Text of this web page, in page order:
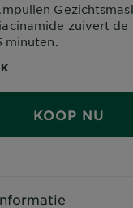
zuivert de
minuten.
KOOP NU